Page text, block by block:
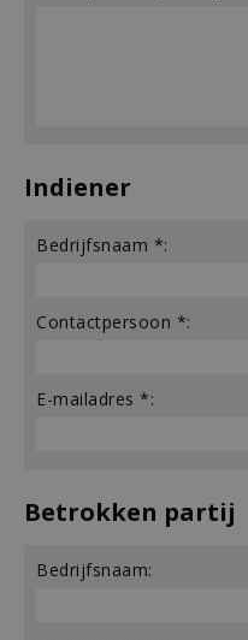
Indiener
Bedrijfsnaam *:
Contactpersoon *:
E-mailadres *:
Betrokken partij
Bedrijfsnaam: